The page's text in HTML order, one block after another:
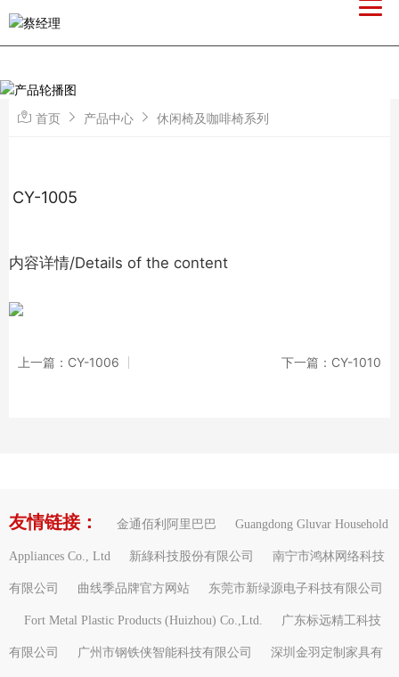
首页 产品中心 休闲椅及咖啡椅系列
CY-1005
内容详情/Details of the content
上一篇：CY-1006 下一篇：CY-1010
友情链接： 金通佰利阿里巴巴 Guangdong Gluvar Household
Appliances Co., Ltd 新綠科技股份有限公司 南宁市鸿林网络科技
有限公司 曲线季品牌官方网站 东莞市新绿源电子科技有限公司
Fort Metal Plastic Products (Huizhou) Co.,Ltd. 广东标远精工科技
有限公司 广州市钢铁侠智能科技有限公司 深圳金羽定制家具有